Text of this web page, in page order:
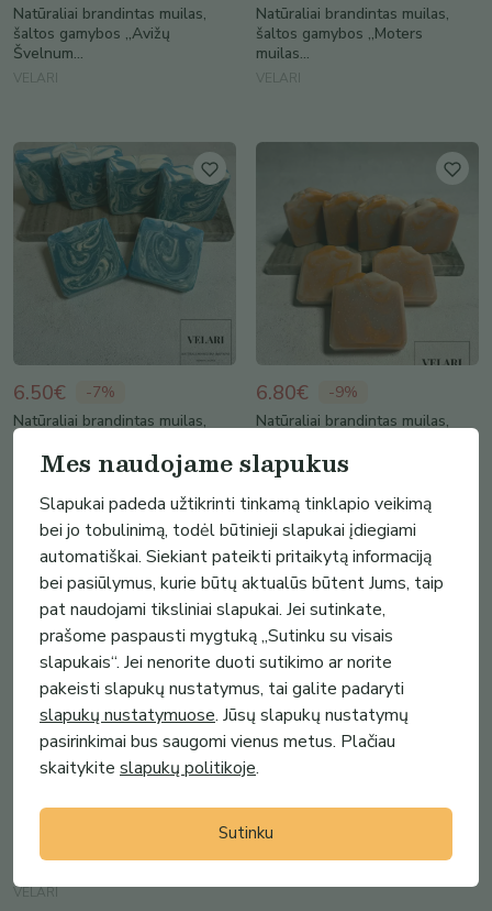
Natūraliai brandintas muilas,
šaltos gamybos ,,Avižų
Švelnum...
VELARI
Natūraliai brandintas muilas,
šaltos gamybos ,,Moters
muilas...
VELARI
6.50€ -7%
Natūraliai brandintas muilas,
šaltos gamybos muilas vyrams
6.80€ -9%
Natūraliai brandintas muilas,
Moliū...
Moliū...
VELARI
Muilas „Kūdikėlis“
Mes naudojame slapukus
Slapukai padeda užtikrinti tinkamą tinklapio veikimą
bei jo tobulinimą, todėl būtinieji slapukai įdiegiami
automatiškai. Siekiant pateikti pritaikytą informaciją
bei pasiūlymus, kurie būtų aktualūs būtent Jums, taip
pat naudojami tiksliniai slapukai. Jei sutinkate,
prašome paspausti mygtuką „Sutinku su visais
slapukais“. Jei nenorite duoti sutikimo ar norite
pakeisti slapukų nustatymus, tai galite padaryti
slapukų nustatymuose. Jūsų slapukų nustatymų
pasirinkimai bus saugomi vienus metus. Plačiau
skaitykite slapukų politikoje.
Sutinku